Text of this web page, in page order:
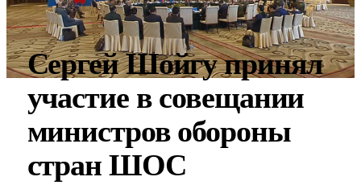
Сергей Шойгу принял
участие в совещании
министров обороны
стран ШОС